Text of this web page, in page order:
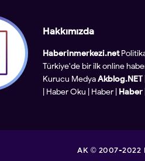
Hakkımızda
Haberinmerkezi.net
Türkiye'de bir ilk online
Kurucu MedyaAkblog.NET
Haber Oku Haber Haber
AK © 2007-2022